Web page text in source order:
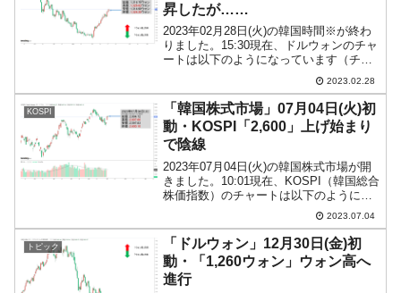
昇したが……
2023年02月28日(火)の韓国時間※が終わ
りました。15:30現在、ドルウォンのチャ
ートは以下のようになっています（チャ
ートは『Investing.com』より引用）。現
在のところ陽線を維持しており、「1ドル
＝1,324ウォン」近辺の攻...
2023.02.28
KOSPI
「韓国株式市場」07月04日(火)初
動・KOSPI「2,600」上げ始まり
で陰線
2023年07月04日(火)の韓国株式市場が開
きました。10:01現在、KOSPI（韓国総合
株価指数）のチャートは以下のようにな
『Investing.com』より引用）。上げて始
まりましたが、現在のところ陰線。
KOSP...
2023.07.04
トピック
「ドルウォン」12月30日(金)初
動・「1,260ウォン」ウォン高へ
進行